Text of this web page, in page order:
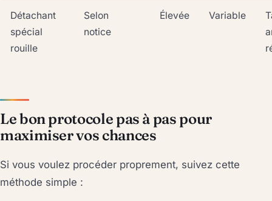
Détachant
spécial
rouille
Selon
notice
Élevée Variable
Le bon protocole pas à pas pour
maximiser vos chances
Si vous voulez procéder proprement, suivez cette
méthode simple :